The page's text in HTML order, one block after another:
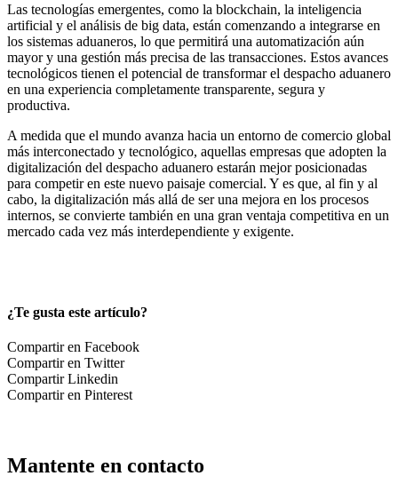
Las tecnologías emergentes, como la blockchain, la inteligencia
artificial y el análisis de big data, están comenzando a integrarse en
los sistemas aduaneros, lo que permitirá una automatización aún
mayor y una gestión más precisa de las transacciones. Estos avances
tecnológicos tienen el potencial de transformar el despacho aduanero
en una experiencia completamente transparente, segura y
productiva.
A medida que el mundo avanza hacia un entorno de comercio global
más interconectado y tecnológico, aquellas empresas que adopten la
digitalización del despacho aduanero estarán mejor posicionadas
para competir en este nuevo paisaje comercial. Y es que, al fin y al
cabo, la digitalización más allá de ser una mejora en los procesos
internos, se convierte también en una gran ventaja competitiva en un
mercado cada vez más interdependiente y exigente.
¿Te gusta este artículo?
Compartir en Facebook
Compartir en Twitter
Compartir Linkedin
Compartir en Pinterest
Mantente en contacto